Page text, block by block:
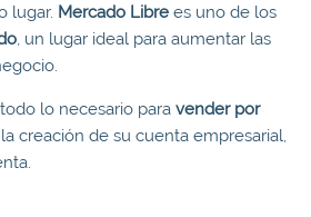
lugar. Mercado Libre es uno de los
, un lugar ideal para aumentar las
lo necesario para vender por
creación de su cuenta empresarial,